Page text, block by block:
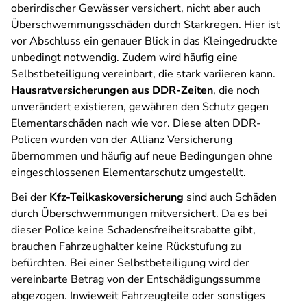
oberirdischer Gewässer versichert, nicht aber auch
Überschwemmungsschäden durch Starkregen. Hier ist
vor Abschluss ein genauer Blick in das Kleingedruckte
unbedingt notwendig. Zudem wird häufig eine
Selbstbeteiligung vereinbart, die stark variieren kann.
Hausratversicherungen aus DDR-Zeiten, die noch
unverändert existieren, gewähren den Schutz gegen
Elementarschäden nach wie vor. Diese alten DDR-
Policen wurden von der Allianz Versicherung
übernommen und häufig auf neue Bedingungen ohne
eingeschlossenen Elementarschutz umgestellt.
Bei der Kfz-Teilkaskoversicherung sind auch Schäden
durch Überschwemmungen mitversichert. Da es bei
dieser Police keine Schadensfreiheitsrabatte gibt,
brauchen Fahrzeughalter keine Rückstufung zu
befürchten. Bei einer Selbstbeteiligung wird der
vereinbarte Betrag von der Entschädigungssumme
abgezogen. Inwieweit Fahrzeugteile oder sonstiges